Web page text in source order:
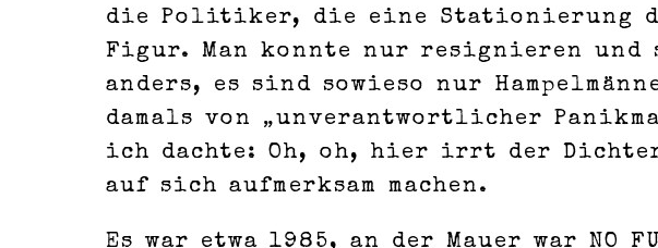
die Politiker, die eine Stationierung
Figur. Man konnte nur resignieren
anders, es sind sowieso nur
damals von „unverantwortlicher
ich dachte: Oh, oh, hier irrt der
auf sich aufmerksam machen.
Es war etwa 1985, an der Mauer war